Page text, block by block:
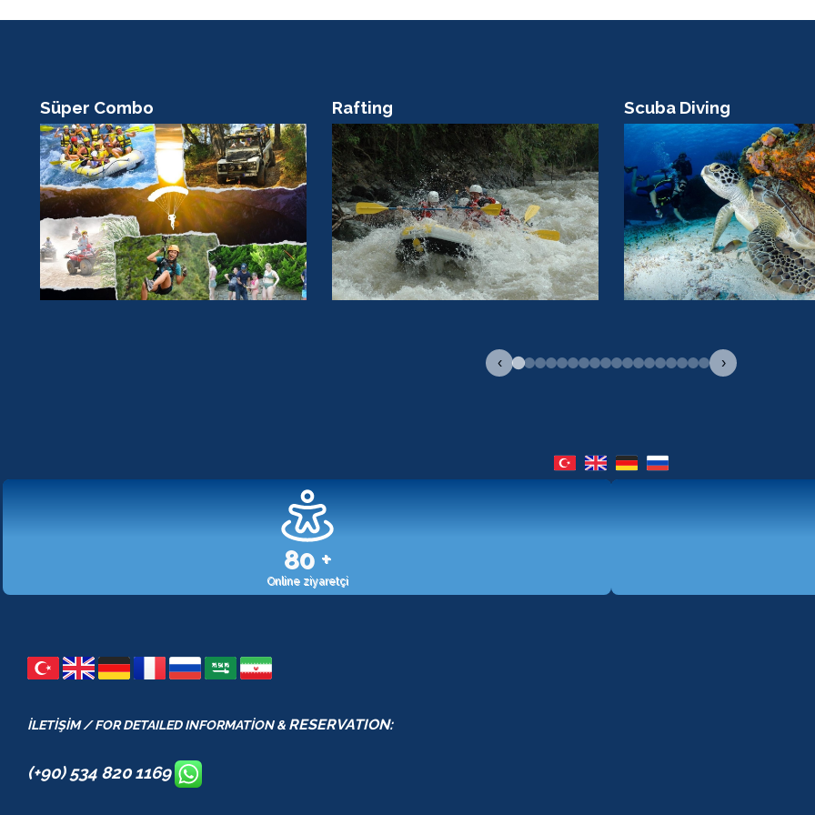
Rafting Scuba Diving Boat Tour
‹ ›
107 +
Online ziyaretçi
İLETİŞİM / FOR DETAILED INFORMATİON & RESERVATION:
(+90) 534 820 1169